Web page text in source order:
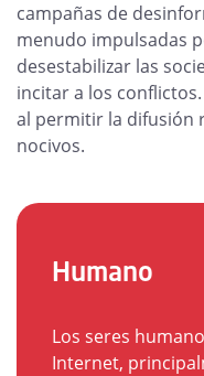
campañas de
menudo impulsadas
desestabilizar las
incitar a los
al permitir la difusión
nocivos.
Humano
Los seres
Internet,